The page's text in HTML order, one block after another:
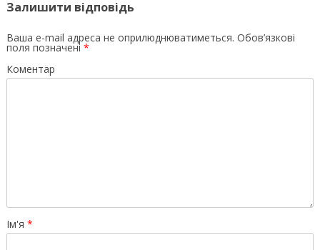
Залишити відповідь
Ваша e-mail адреса не оприлюднюватиметься. Обов’язкові
поля позначені *
Коментар
Ім'я *